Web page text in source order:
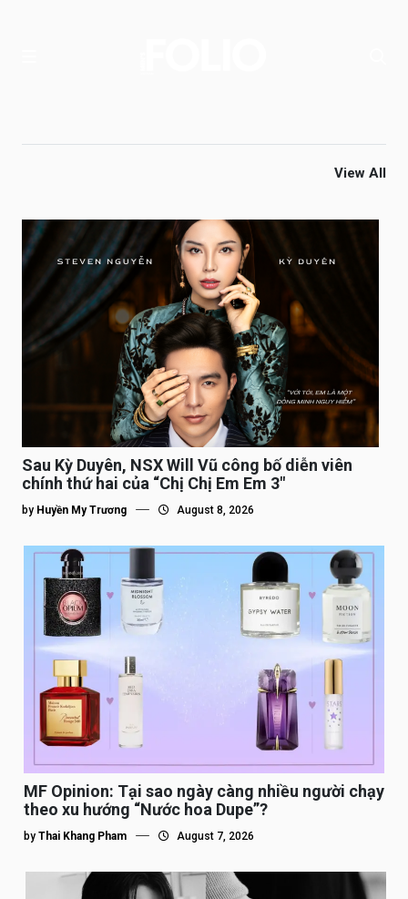
View All
Sau Kỳ Duyên, NSX Will Vũ công bố diễn viên
chính thứ hai của “Chị Chị Em Em 3″
by Huyền My Trương August 8, 2026
MF Opinion: Tại sao ngày càng nhiều người chạy
theo xu hướng “Nước hoa Dupe”?
by Thai Khang Pham August 7, 2026